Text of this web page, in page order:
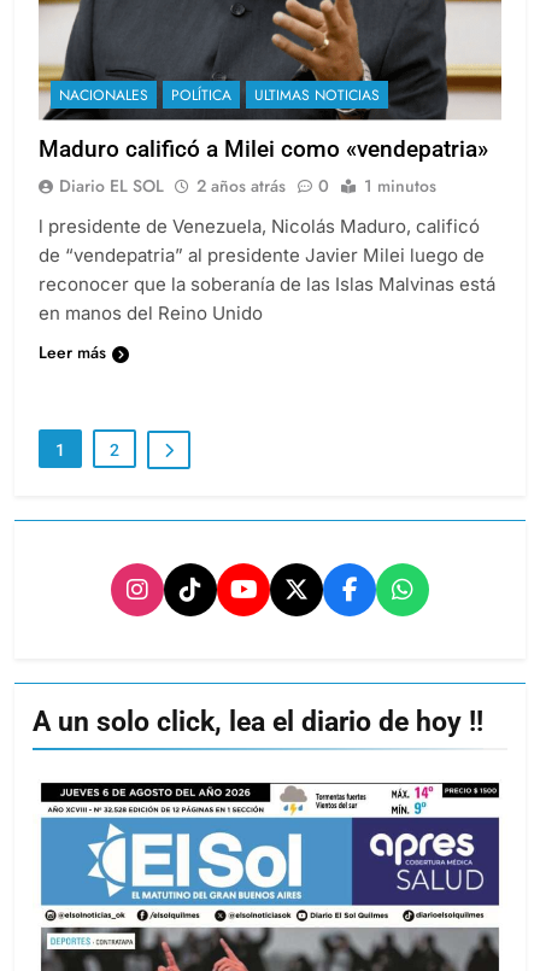
NACIONALES POLÍTICA ULTIMAS NOTICIAS
Maduro calificó a Milei como «vendepatria»
Diario EL SOL 2 años atrás 0 1 minutos
l presidente de Venezuela, Nicolás Maduro, calificó
de “vendepatria” al presidente Javier Milei luego de
reconocer que la soberanía de las Islas Malvinas está
en manos del Reino Unido
Leer más
1 2
A un solo click, lea el diario de hoy !!